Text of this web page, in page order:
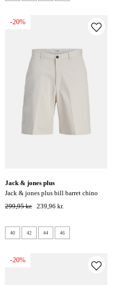
-20%
jack & jones plus
jack & jones plus bill barret chino
shorts - moonbeam
299,95 kr. 239,96 kr.
40 42 44 46
-20%